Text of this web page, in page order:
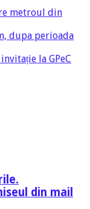
metroul din
dupa perioada
la GPeC
din mail